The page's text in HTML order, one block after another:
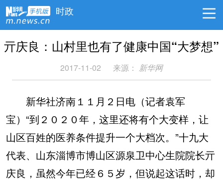
时政
亓庆良：山村里也有了健康中国“大梦想”
2017-11-02 来源： 新华网
新华社济南１１月２日电（记者袁军
宝）“到２０２０年，这里还将有个大变样，让
山区百姓的医养条件提升一个大档次。”十九大
代表、山东淄博市博山区源泉卫中心生院院长亓
庆良，虽然今年已经６５岁，但说起这话时，却